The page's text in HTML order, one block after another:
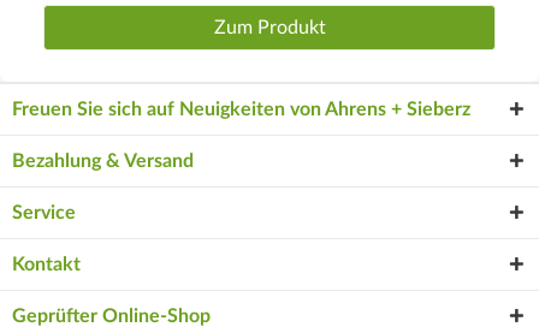
Zum Produkt
Freuen Sie sich auf Neuigkeiten von Ahrens + Sieberz
Bezahlung & Versand
Service
Kontakt
Geprüfter Online-Shop